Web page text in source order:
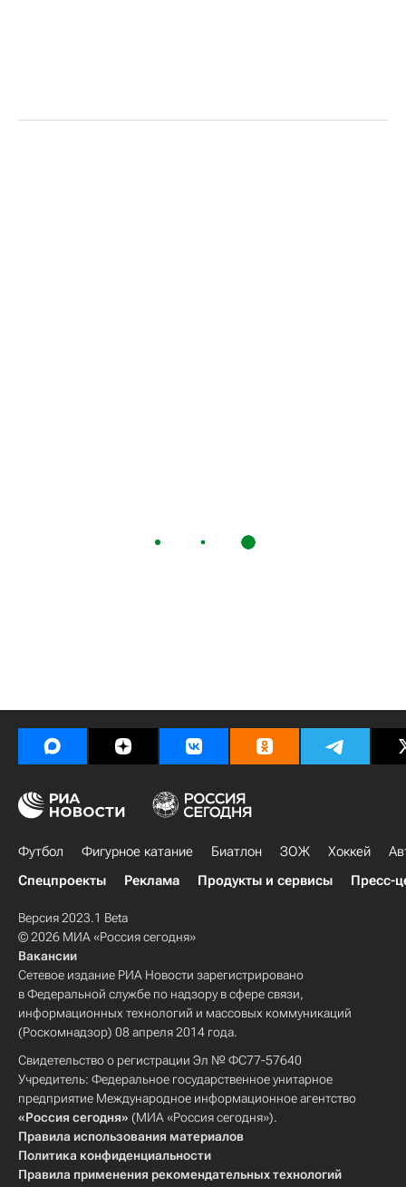
Футбол Фигурное катание Биатлон ЗОЖ Хоккей
Спецпроекты
Реклама Продукты и сервисы Пресс-
Версия 2023.1 Beta
© 2026 МИА «Россия сегодня»
Вакансии
Сетевое издание РИА Новости зарегистрировано
в Федеральной службе по надзору в сфере связи,
информационных технологий и массовых коммуникаций
(Роскомнадзор) 08 апреля 2014 года.
Свидетельство о регистрации Эл № ФС77-57640
Учредитель: Федеральное государственное унитарное
предприятие Международное информационное агентство
«Россия сегодня» (МИА «Россия сегодня»).
Правила использования материалов
Политика конфиденциальности
Правила применения рекомендательных технологий